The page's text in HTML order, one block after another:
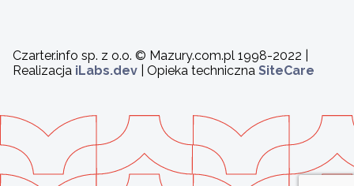
Czarter.info sp. z o.o. © Mazury.com.pl 1998-2022 |
Realizacja iLabs.dev | Opieka techniczna SiteCare